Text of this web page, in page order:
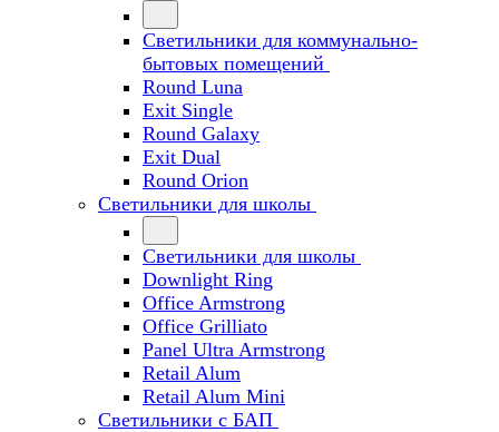
Светильники для коммунально-
бытовых помещений
Round Luna
Exit Single
Round Galaxy
Exit Dual
Round Orion
Светильники для школы
Светильники для школы
Downlight Ring
Office Armstrong
Office Grilliato
Panel Ultra Armstrong
Retail Alum
Retail Alum Mini
Светильники с БАП